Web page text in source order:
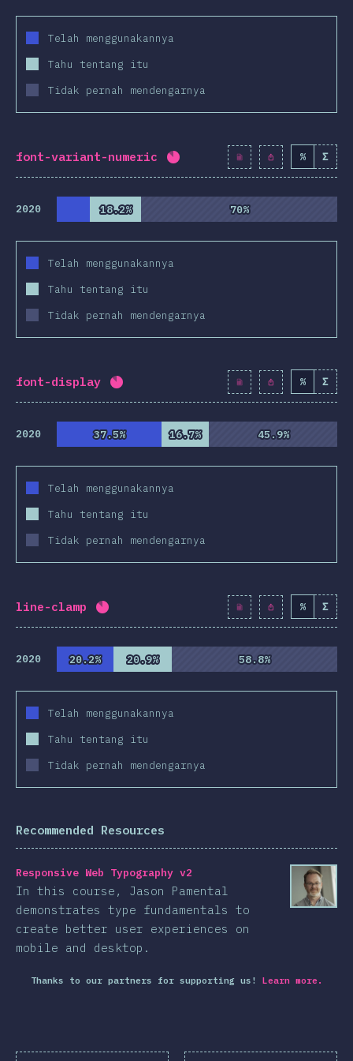
Telah menggunakannya
Tahu tentang itu
Tidak pernah mendengarnya
font-variant-numeric Completion percentage:
% Σ
2020 18.2%
18.2% 70%
70%
Telah menggunakannya
Tahu tentang itu
Tidak pernah mendengarnya
font-display Completion percentage: 85.4% 9811
% Σ
2020 37.5%
37.5% 16.7%
16.7% 45.9%
45.9%
Telah menggunakannya
Tahu tentang itu
Tidak pernah mendengarnya
line-clamp Completion percentage: 85.3 ( 9807 )
% Σ
2020 20.2%
20.2% 20.9%
20.9% 58.8%
58.8%
Telah menggunakannya
Tahu tentang itu
Tidak pernah mendengarnya
Recommended Resources
Responsive Web Typography v2
In this course, Jason Pamental
demonstrates type fundamentals to
create better user experiences on
mobile and desktop.
Thanks to our partners for supporting us! Learn more.